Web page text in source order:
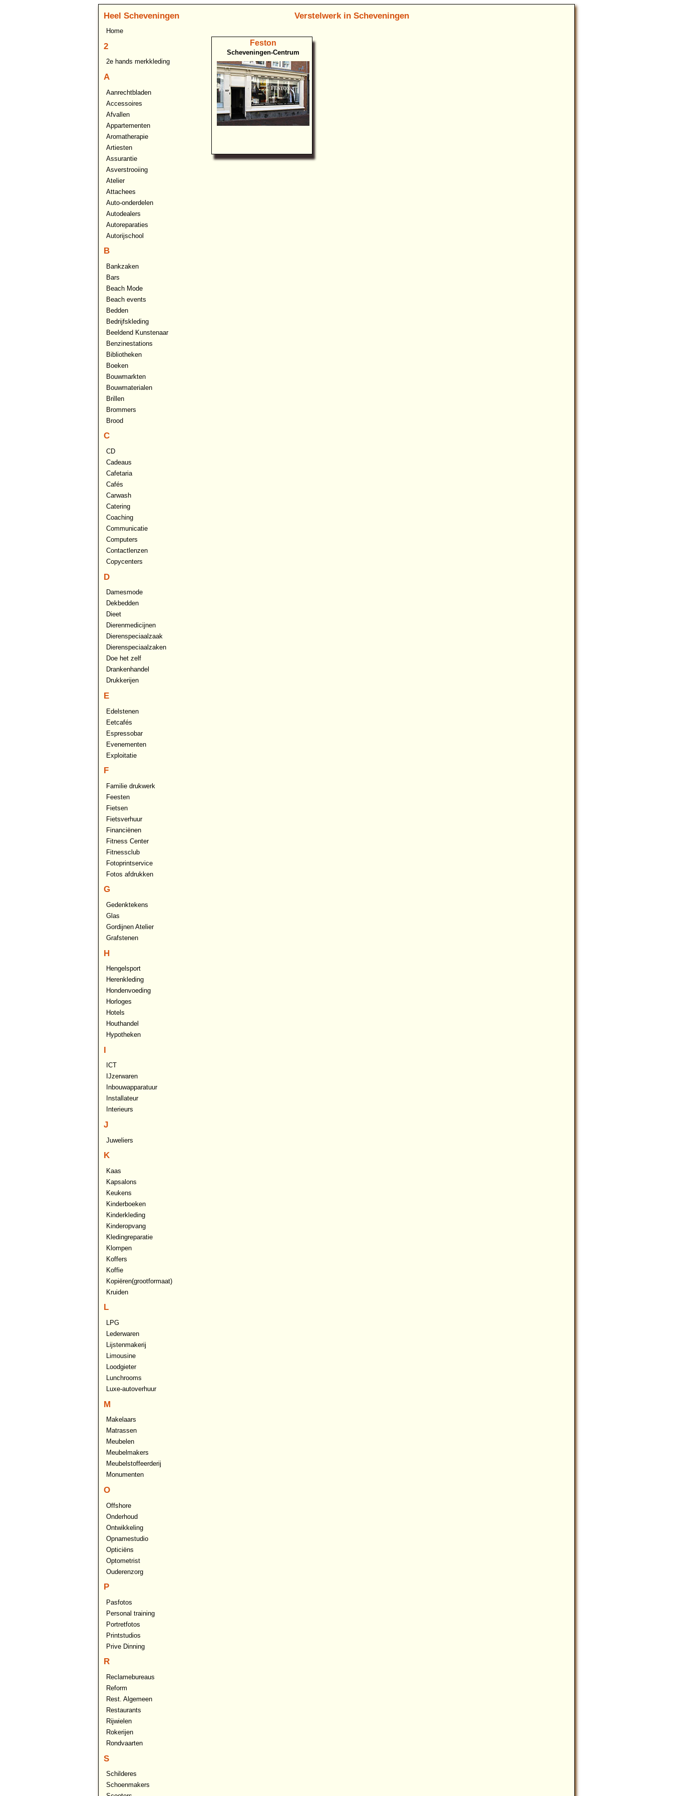
Heel Scheveningen
Home
2
2e hands merkkleding
A
Aanrechtbladen
Accessoires
Afvallen
Appartementen
Aromatherapie
Artiesten
Assurantie
Asverstrooiing
Atelier
Attachees
Auto-onderdelen
Autodealers
Autoreparaties
Autorijschool
B
Bankzaken
Bars
Beach Mode
Beach events
Bedden
Bedrijfskleding
Beeldend Kunstenaar
Benzinestations
Bibliotheken
Boeken
Bouwmarkten
Bouwmaterialen
Brillen
Brommers
Brood
C
CD
Cadeaus
Cafetaria
Cafés
Carwash
Catering
Coaching
Communicatie
Computers
Contactlenzen
Copycenters
D
Damesmode
Dekbedden
Dieet
Dierenmedicijnen
Dierenspeciaalzaak
Dierenspeciaalzaken
Doe het zelf
Drankenhandel
Drukkerijen
E
Edelstenen
Eetcafés
Espressobar
Evenementen
Exploitatie
F
Familie drukwerk
Feesten
Fietsen
Fietsverhuur
Financiënen
Fitness Center
Fitnessclub
Fotoprintservice
Fotos afdrukken
G
Gedenktekens
Glas
Gordijnen Atelier
Grafstenen
H
Hengelsport
Herenkleding
Hondenvoeding
Horloges
Hotels
Houthandel
Hypotheken
I
ICT
IJzerwaren
Inbouwapparatuur
Installateur
Interieurs
J
Juweliers
K
Kaas
Kapsalons
Keukens
Kinderboeken
Kinderkleding
Kinderopvang
Kledingreparatie
Klompen
Koffers
Koffie
Kopiëren(grootformaat)
Kruiden
L
LPG
Lederwaren
Lijstenmakerij
Limousine
Loodgieter
Lunchrooms
Luxe-autoverhuur
M
Makelaars
Matrassen
Meubelen
Meubelmakers
Meubelstoffeerderij
Monumenten
O
Offshore
Onderhoud
Ontwikkeling
Opnamestudio
Opticiëns
Optometrist
Ouderenzorg
P
Pasfotos
Personal training
Portretfotos
Printstudios
Prive Dinning
R
Reclamebureaus
Reform
Rest. Algemeen
Restaurants
Rijwielen
Rokerijen
Rondvaarten
S
Schilderes
Schoenmakers
Verstelwerk in Scheveningen
Feston
Scheveningen-Centrum